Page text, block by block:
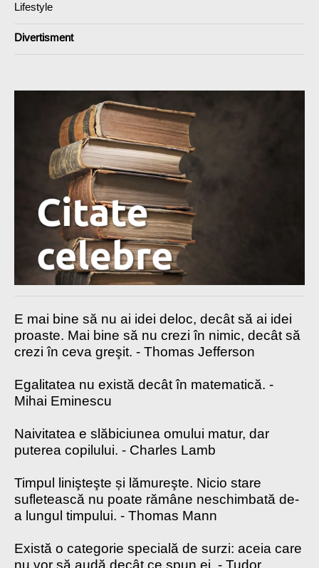
Lifestyle
Divertisment
E mai bine să nu ai idei deloc, decât să ai idei
proaste. Mai bine să nu crezi în nimic, decât să
crezi în ceva greşit. - Thomas Jefferson
Egalitatea nu există decât în matematică. -
Mihai Eminescu
Naivitatea e slăbiciunea omului matur, dar
puterea copilului. - Charles Lamb
Timpul linişteşte și lămureşte. Nicio stare
sufletească nu poate rămâne neschimbată de-
a lungul timpului. - Thomas Mann
Există o categorie specială de surzi: aceia care
nu vor să audă decât ce spun ei. - Tudor